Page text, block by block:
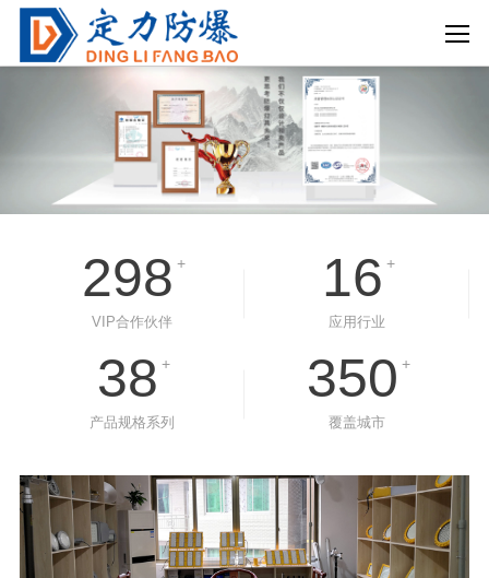
298 +
VIP合作伙伴
16 +
应用行业
38 +
产品规格系列
350 +
覆盖城市